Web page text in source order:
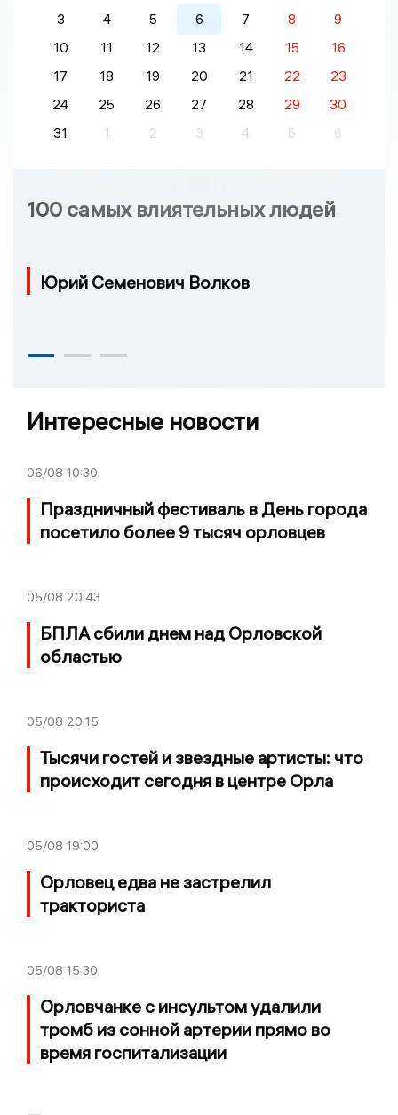
3
4 5 6 7 8
9
10
11 12 13 14 15
16
17
18 19 20 21 22
23
24
25 26 27 28 29
30
31
1 2 3 4 5 6
100 самых влиятельных людей
Юрий Семенович Волков
Интересные новости
06/08 10:30
Праздничный фестиваль в День города
посетило более 9 тысяч орловцев
05/08 20:43
БПЛА сбили днем над Орловской
областью
05/08 20:15
Тысячи гостей и звездные артисты: что
происходит сегодня в центре Орла
05/08 19:00
Орловец едва не застрелил
тракториста
05/08 15:30
Орловчанке с инсультом удалили
тромб из сонной артерии прямо во
время госпитализации